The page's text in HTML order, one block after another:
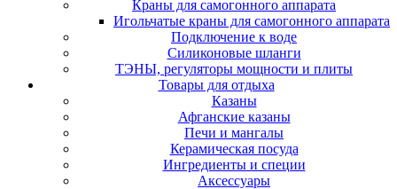
Краны для самогонного аппарата
Игольчатые краны для самогонного аппарата
Подключение к воде
Силиконовые шланги
ТЭНЫ, регуляторы мощности и плиты
Товары для отдыха
Казаны
Афганские казаны
Печи и мангалы
Керамическая посуда
Ингредиенты и специи
Аксессуары